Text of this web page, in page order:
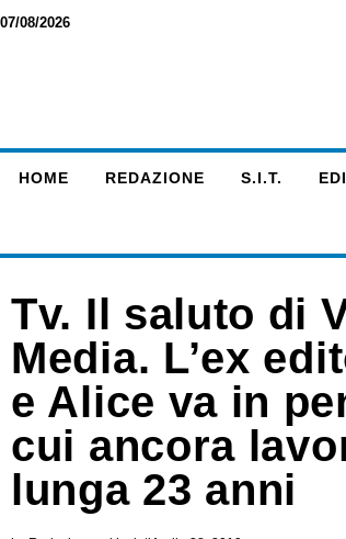
07/08/2026
HOME REDAZIONE S.I.T.
Tv. Il saluto di
Media. L’ex
e Alice va in
cui ancora
lunga 23 anni